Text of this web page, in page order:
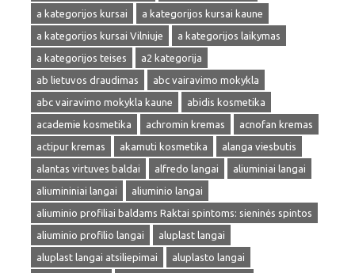
a kategorijos kursai
a kategorijos kursai kaune
a kategorijos kursai Vilniuje
a kategorijos laikymas
a kategorijos teises
a2 kategorija
ab lietuvos draudimas
abc vairavimo mokykla
abc vairavimo mokykla kaune
abidis kosmetika
academie kosmetika
achromin kremas
acnofan kremas
actipur kremas
akamuti kosmetika
alanga viesbutis
alantas virtuves baldai
alfredo langai
aliuminiai langai
aliumininiai langai
aliuminio langai
aliuminio profiliai baldams Raktai spintoms: sieninės spintos
aliuminio profilio langai
aluplast langai
aluplast langai atsiliepimai
aluplasto langai